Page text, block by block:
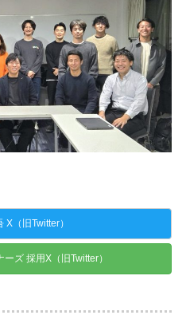
X（旧Twitter）
ズ 採用X（旧Twitter）